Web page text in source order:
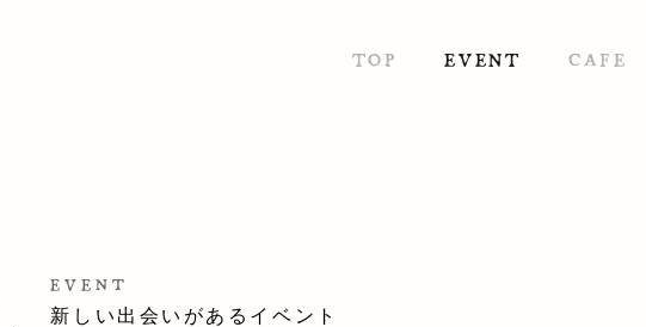
TOP EVENT CAFE
EVENT
新しい出会いがあるイベント